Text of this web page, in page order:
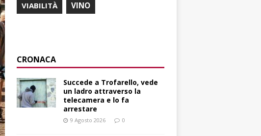
VIABILITÀ VINO
CRONACA
Succede a Trofarello, vede
un ladro attraverso la
telecamera e lo fa
arrestare
9 Agosto 2026 0